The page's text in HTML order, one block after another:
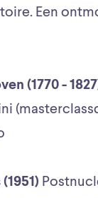
Een
(1770 -